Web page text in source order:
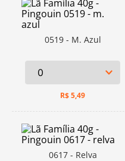
0519 - M. Azul
R$5,49
0617 - Relva